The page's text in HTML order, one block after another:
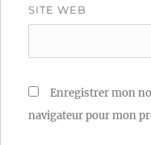
SITE WEB
Enregistrer mon
navigateur pour mon